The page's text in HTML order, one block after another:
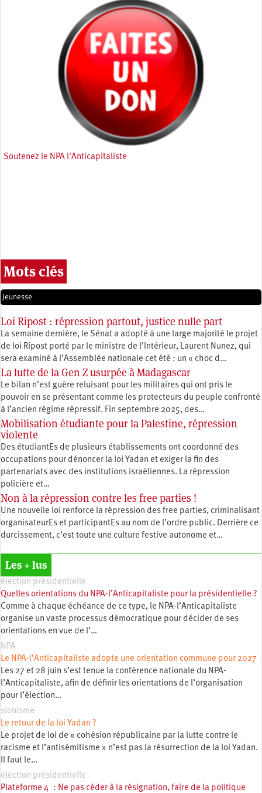
Soutenez le NPA l'Anticapitaliste
Mots clés
Jeunesse
Loi Ripost : répression partout, justice nulle part
La semaine dernière, le Sénat a adopté à une large majorité le projet
de loi Ripost porté par le ministre de l’Intérieur, Laurent Nunez, qui
sera examiné à l’Assemblée nationale cet été : un « choc d…
La lutte de la Gen Z usurpée à Madagascar
Le bilan n’est guère reluisant pour les militaires qui ont pris le
pouvoir en se présentant comme les protecteurs du peuple confronté
à l’ancien régime répressif. Fin septembre 2025, des…
Mobilisation étudiante pour la Palestine, répression
violente
Des étudiantEs de plusieurs établissements ont coordonné des
occupations pour dénoncer la loi Yadan et exiger la fin des
partenariats avec des institutions israéliennes. La répression
policière et…
Non à la répression contre les free parties !
Une nouvelle loi renforce la répression des free parties, criminalisant
organisateurEs et participantEs au nom de l’ordre public. Derrière ce
durcissement, c’est toute une culture festive autonome et…
Les + lus
élection présidentielle
Quelles orientations du NPA-l’Anticapitaliste pour la présidentielle ?
Comme à chaque échéance de ce type, le NPA-l’Anticapitaliste
organise un vaste processus démocratique pour décider de ses
orientations en vue de l’…
NPA
Le NPA-l’Anticapitaliste adopte une orientation commune pour 2027
Les 27 et 28 juin s’est tenue la conférence nationale du NPA-
l’Anticapitaliste, afin de définir les orientations de l’organisation
pour l’élection…
sionisme
Le retour de la loi Yadan ?
Le projet de loi de « cohésion républicaine par la lutte contre le
racisme et l’antisémitisme » n’est pas la résurrection de la loi Yadan.
Il faut le…
élection présidentielle
Plateforme 4 : Ne pas céder à la résignation, faire de la politique